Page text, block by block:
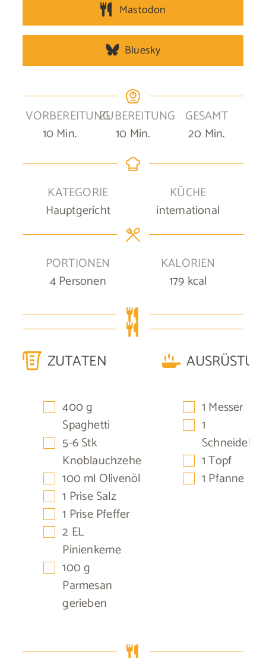
Mastodon
Bluesky
VORBEREITUNG
10Minuten
Min.
ZUBEREITUNG
10Minuten
Min.
GESAMT
20Minuten
Min.
KATEGORIE
Hauptgericht
KÜCHE
international
PORTIONEN
4 Personen
KALORIEN
179 kcal
ZUTATEN
▢
400g
Spaghetti
▢
5-6Stk
Knoblauchzehe
▢
100ml Olivenöl
▢
1 PriseSalz
▢
1 Prise Pfeffer
▢
2 EL
Pinienkerne
▢
100g
Parmesan
gerieben
▢
1 Messer
▢
1
▢
1 Topf
▢
1 Pfanne